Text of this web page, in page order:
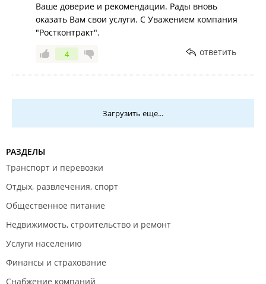
Ваше доверие и рекомендации. Рады вновь
оказать Вам свои услуги. С Уважением компания
"Ростконтракт".
4 ответить
Загрузить еще...
РАЗДЕЛЫ
Транспорт и перевозки
Отдых, развлечения, спорт
Общественное питание
Недвижимость, строительство и ремонт
Услуги населению
Финансы и страхование
Снабжение компаний